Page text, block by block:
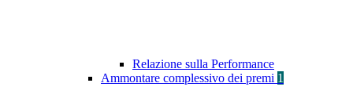
Relazione sulla Performance
Ammontare complessivo dei premi 1